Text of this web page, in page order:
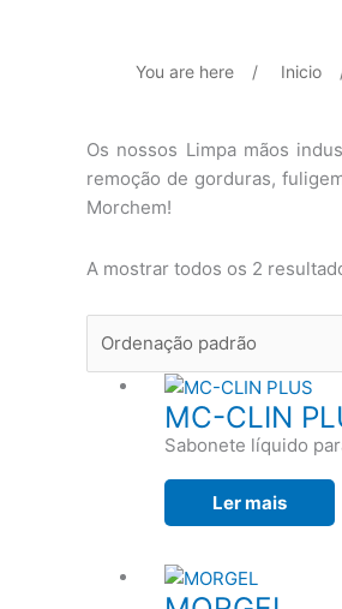
You are here / Inicio
Os nossos Limpa mãos
remoção de gorduras,
Morchem!
A mostrar todos os 2
MC-CLIN
Sabonete líquido
Ler mais